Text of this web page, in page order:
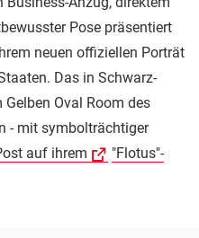
Pose präsentiert
neuen offiziellen Porträt
Das in Schwarz-
Oval Room des
- mit symbolträchtiger
auf ihrem
"Flotus"-